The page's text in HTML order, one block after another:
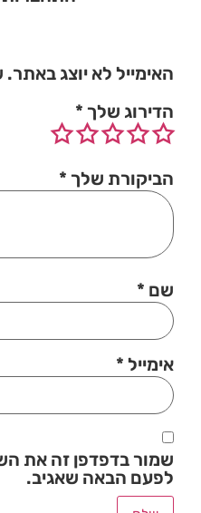
האימייל לא יוצג באתר.
הדירוג שלך *
הביקורת שלך *
שם *
אימייל *
שמור בדפדפן זה את
לפעם הבאה שאגיב.